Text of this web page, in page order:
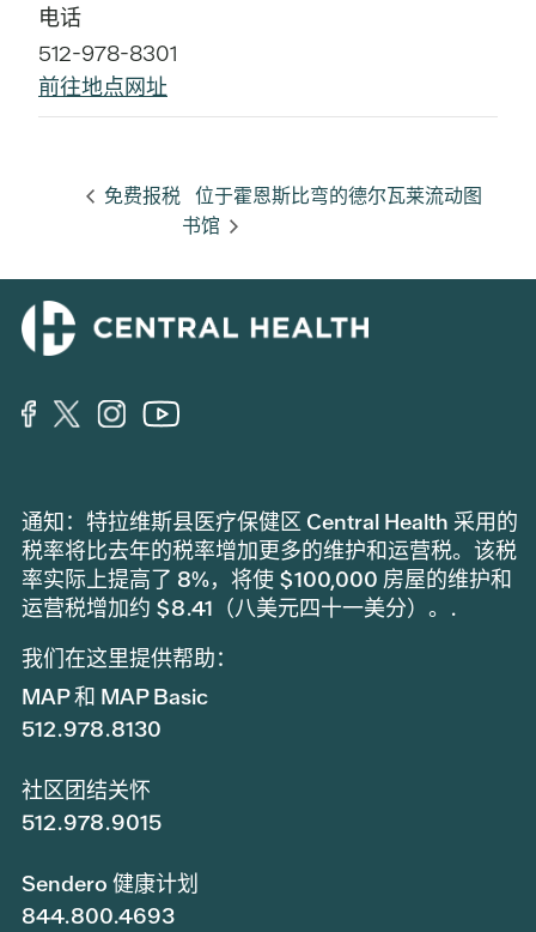
电话
512-978-8301
前往地点网址
免费报税 位于霍恩斯比弯的德尔瓦莱流动图
书馆
通知：特拉维斯县医疗保健区 Central Health 采用的
税率将比去年的税率增加更多的维护和运营税。该税
率实际上提高了 8%，将使 $100,000 房屋的维护和
运营税增加约 $8.41（八美元四十一美分）。.
我们在这里提供帮助：
MAP 和 MAP Basic
512.978.8130
社区团结关怀
512.978.9015
Sendero 健康计划
844.800.4693